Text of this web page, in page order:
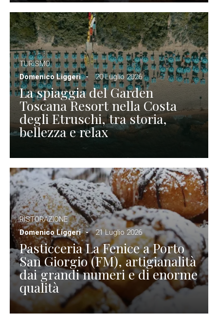
TURISMO
Domenico Liggeri
20 Luglio 2026
La spiaggia del Garden
Toscana Resort nella Costa
degli Etruschi, tra storia,
bellezza e relax
RISTORAZIONE
Domenico Liggeri
21 Luglio 2026
Pasticceria La Fenice a Porto
San Giorgio (FM), artigianalità
dai grandi numeri e di enorme
qualità